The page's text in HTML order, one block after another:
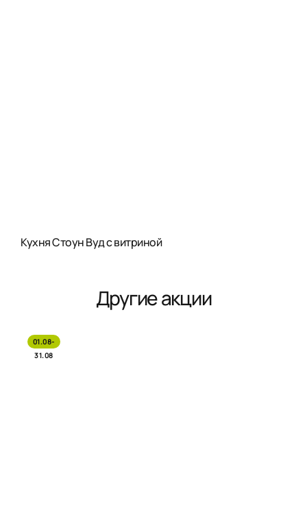
Кухня Стоун Вуд с витриной
Другие акции
01.08-
31.08